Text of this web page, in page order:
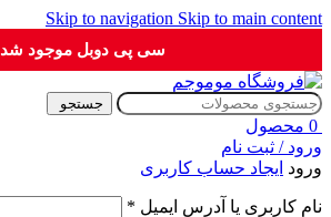
Skip to navigation Skip to main content
سی پی دوبل موجود شد
جستجو
0 محصول
ورود / ثبت نام
ورود ایجاد حساب کاربری
نام کاربری یا آدرس ایمیل *